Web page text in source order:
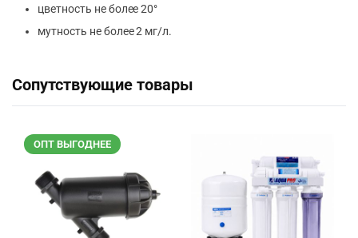
цветность не более 20°
мутность не более 2 мг/л.
Сопутствующие товары
ОПТ ВЫГОДНЕЕ